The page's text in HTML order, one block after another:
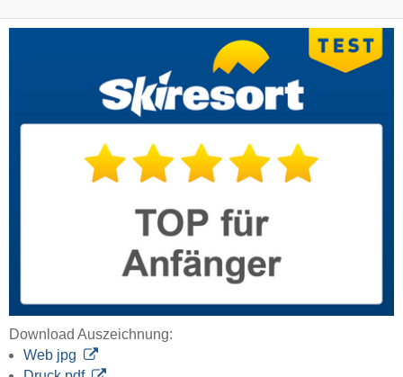
Download Auszeichnung:
Web jpg